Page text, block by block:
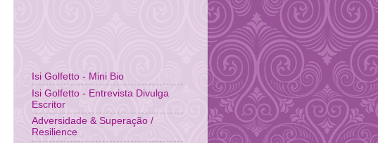
Isi Golfetto - Mini Bio
Isi Golfetto - Entrevista Divulga
Escritor
Adversidade & Superação /
Resilience